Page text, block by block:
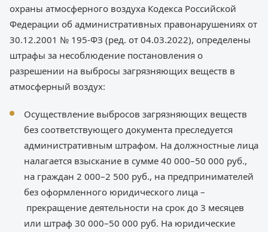
охраны атмосферного воздуха Кодекса Российской
Федерации об административных правонарушениях от
30.12.2001 № 195-ФЗ (ред. от 04.03.2022), определены
штрафы за несоблюдение постановления о
разрешении на выбросы загрязняющих веществ в
атмосферный воздух:
Осуществление выбросов загрязняющих веществ
без соответствующего документа преследуется
административным штрафом. На должностные лица
налагается взыскание в сумме 40 000–50 000 руб.,
на граждан 2 000–2 500 руб., на предпринимателей
без оформленного юридического лица –
прекращение деятельности на срок до 3 месяцев
или штраф 30 000–50 000 руб. На юридические